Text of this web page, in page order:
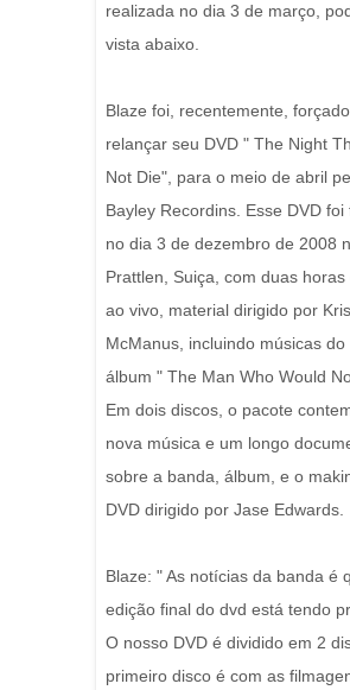
realizada no dia 3 de março,
vista abaixo.
Blaze foi, recentemente,
relançar seu DVD " The Night
Not Die", para o meio de abril
Bayley Recordins. Esse DVD foi
no dia 3 de dezembro de 2008
Prattlen, Suiça, com duas horas
ao vivo, material dirigido por Kris
McManus, incluindo músicas do
álbum " The Man Who Would
Em dois discos, o pacote
nova música e um longo
sobre a banda, álbum, e o
DVD dirigido por Jase Edwards.
Blaze: " As notícias da banda é
edição final do dvd está tendo
O nosso DVD é dividido em 2
primeiro disco é com as